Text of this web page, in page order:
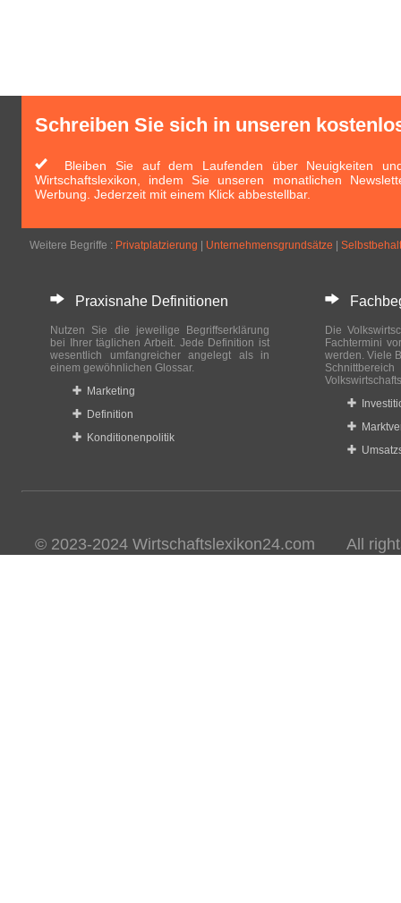
Schreiben Sie sich in unseren
Bleiben Sie auf dem Laufenden über Neuigkeiten
Wirtschaftslexikon, indem Sie unseren monatlichen
Werbung. Jederzeit mit einem Klick abbestellbar.
Weitere Begriffe : Privatplatzierung Unternehmensgrundsätze Selbstbehalt
Praxisnahe Definitionen
Nutzen Sie die jeweilige Begriffserklärung
bei Ihrer täglichen Arbeit. Jede Definition ist
wesentlich umfangreicher angelegt als in
einem gewöhnlichen Glossar.
Marketing
Definition
Konditionenpolitik
Die
Fachtermini
werden. Viele
© 2023-2024 Wirtschaftslexikon24.com All